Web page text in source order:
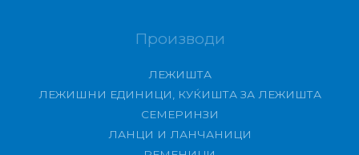
Производи
ЛЕЖИШТА
ЛЕЖИШНИ ЕДИНИЦИ, КУЌИШТА ЗА ЛЕЖИШТА
СЕМЕРИНЗИ
ЛАНЦИ И ЛАНЧАНИЦИ